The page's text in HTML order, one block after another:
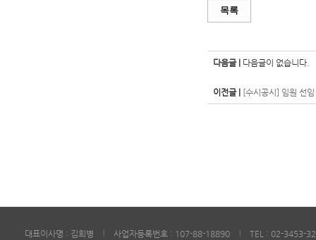
목록
다음글 | 다음글이 없습니다.
이전글 | [수시공시] 임원 선
대표이사명 : 김희병 사업자등록번호 : 107-88-18890
TEL : 02-3453-